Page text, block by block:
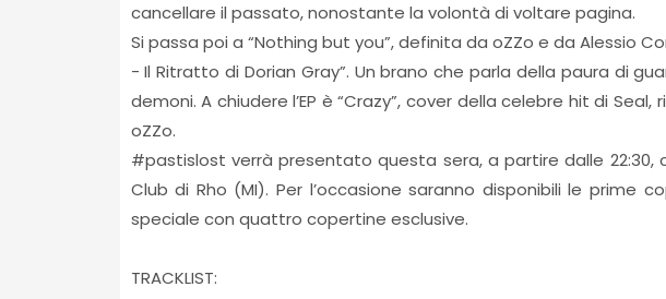
cancellare il passato, nonostante la volontà di voltare pagina.
Si passa poi a “Nothing but you”, definita da oZZo e da Alessio
- Il Ritratto di Dorian Gray”. Un brano che parla della paura di
demoni. A chiudere l’EP è “Crazy”, cover della celebre hit di
oZZo.
#pastislost verrà presentato questa sera, a partire dalle 22:30,
Club di Rho (MI). Per l’occasione saranno disponibili le prime
speciale con quattro copertine esclusive.
TRACKLIST: